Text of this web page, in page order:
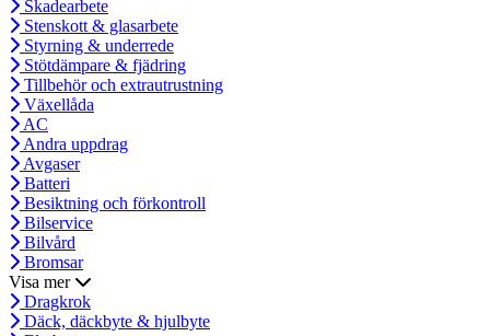
Skadearbete
Stenskott & glasarbete
Styrning & underrede
Stötdämpare & fjädring
Tillbehör och extrautrustning
Växellåda
AC
Andra uppdrag
Avgaser
Batteri
Besiktning och förkontroll
Bilservice
Bilvård
Bromsar
Visa mer
Dragkrok
Däck, däckbyte & hjulbyte